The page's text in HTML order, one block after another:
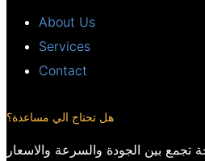
About Us
Services
Contact
هل تحتاج الي مساعدة؟
تجمع بين الجودة والسرعة والاسعار